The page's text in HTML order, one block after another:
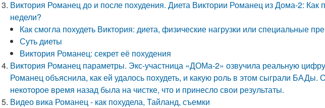
Виктория Романец до и после похудения. Диета Виктории Романец из Дома-2: Как
недели?
Как смогла похудеть Виктория: диета, физические нагрузки или специальные
Суть диеты
Виктория Романец: секрет её похудения
Виктория Романец параметры. Экс-участница «ДОМа-2» озвучила реальную
Романец объяснила, как ей удалось похудеть, и какую роль в этом сыграли БАДы.
некоторое время назад была на чистке, что и принесло свои результаты.
Видео вика Романец - как похудела, Тайланд, съемки